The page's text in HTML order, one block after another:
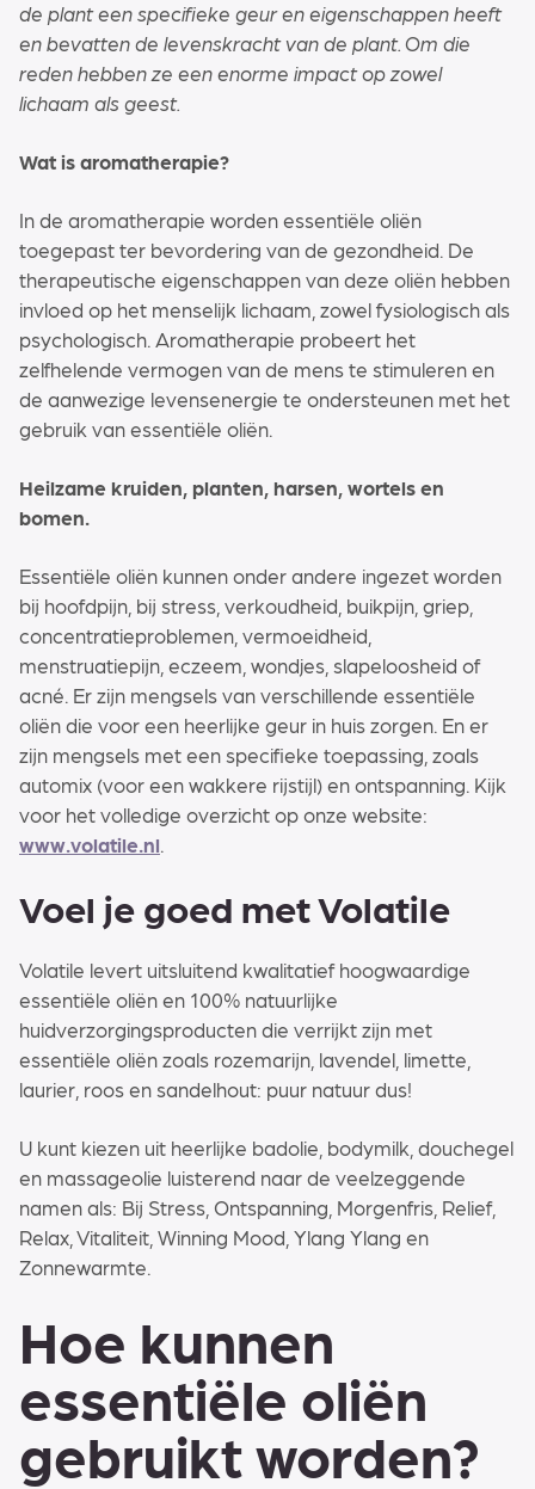
de plant een specifieke geur en eigenschappen heeft
en bevatten de levenskracht van de plant. Om die
reden hebben ze een enorme impact op zowel
lichaam als geest.
Wat is aromatherapie?
In de aromatherapie worden essentiële oliën
toegepast ter bevordering van de gezondheid. De
therapeutische eigenschappen van deze oliën hebben
invloed op het menselijk lichaam, zowel fysiologisch als
psychologisch. Aromatherapie probeert het
zelfhelende vermogen van de mens te stimuleren en
de aanwezige levensenergie te ondersteunen met het
gebruik van essentiële oliën.
Heilzame kruiden, planten, harsen, wortels en
bomen.
Essentiële oliën kunnen onder andere ingezet worden
bij hoofdpijn, bij stress, verkoudheid, buikpijn, griep,
concentratieproblemen, vermoeidheid,
menstruatiepijn, eczeem, wondjes, slapeloosheid of
acné. Er zijn mengsels van verschillende essentiële
oliën die voor een heerlijke geur in huis zorgen. En er
zijn mengsels met een specifieke toepassing, zoals
automix (voor een wakkere rijstijl) en ontspanning. Kijk
voor het volledige overzicht op onze website:
www.volatile.nl.
Voel je goed met Volatile
Volatile levert uitsluitend kwalitatief hoogwaardige
essentiële oliën en 100% natuurlijke
huidverzorgingsproducten die verrijkt zijn met
essentiële oliën zoals rozemarijn, lavendel, limette,
laurier, roos en sandelhout: puur natuur dus!
U kunt kiezen uit heerlijke badolie, bodymilk, douchegel
en massageolie luisterend naar de veelzeggende
namen als: Bij Stress, Ontspanning, Morgenfris, Relief,
Relax, Vitaliteit, Winning Mood, Ylang Ylang en
Zonnewarmte.
Hoe kunnen
essentiële oliën
gebruikt worden?